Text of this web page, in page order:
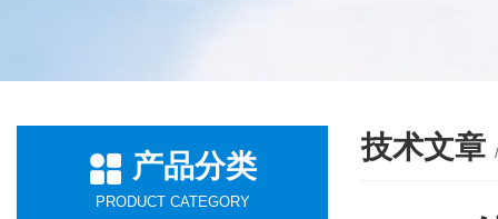
产品分类
PRODUCT CATEGORY
技术文章